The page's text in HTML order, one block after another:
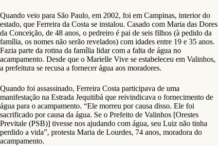
Quando veio para São Paulo, em 2002, foi em Campinas, interior do
estado, que Ferreira da Costa se instalou. Casado com Maria das Dores
da Conceição, de 48 anos, o pedreiro é pai de seis filhos (à pedido da
família, os nomes não serão revelados) com idades entre 19 e 35 anos.
Fazia parte da rotina da família lidar com a falta de água no
acampamento. Desde que o Marielle Vive se estabeleceu em Valinhos,
a prefeitura se recusa a fornecer água aos moradores.
Quando foi assassinado, Ferreira Costa participava de uma
manifestação na Estrada Jequitibá que reivindicava o fornecimento de
água para o acampamento. “Ele morreu por causa disso. Ele foi
sacrificado por causa da água. Se o Prefeito de Valinhos [Orestes
Previtale (PSB)] tivesse nos ajudando com água, seu Luiz não tinha
perdido a vida”, protesta Maria de Lourdes, 74 anos, moradora do
acampamento.